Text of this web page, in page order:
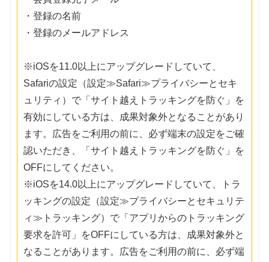
・登録の名前
・登録のメールアドレス
※iOSを11.0以上にアップグレードしていて、
Safariの設定（設定≫Safari≫プライバシーとセキ
ュリティ）で「サイト越えトラッキングを防ぐ」を
有効にしている方は、成果対象外となることがあり
ます。広告をご利用の前に、必ず端末の設定をご確
認いただき、「サイト越えトラッキングを防ぐ」を
OFFにしてください。
※iOSを14.0以上にアップグレードしていて、トラ
ッキングの設定（設定≫プライバシーとセキュリテ
ィ≫トラッキング）で「アプリからのトラッキング
要求を許可」をOFFにしている方は、成果対象外と
なることがあります。広告をご利用の前に、必ず端